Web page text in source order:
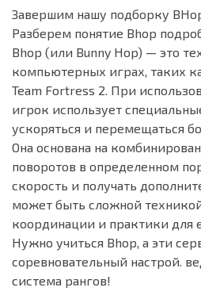
Завершим нашу подборку
Разберем понятие Bhop
Bhop (или Bunny Hop) — это
компьютерных играх, таких
Team Fortress 2. При
игрок использует
ускоряться и перемещаться
Она основана на
поворотов в определенном
скорость и получать
может быть сложной
координации и практики для
Нужно учиться Bhop, а эти
соревновательный настрой.
система рангов!